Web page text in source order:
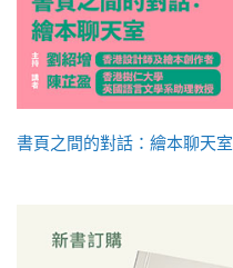
書頁之間的對話：繪本聊天室